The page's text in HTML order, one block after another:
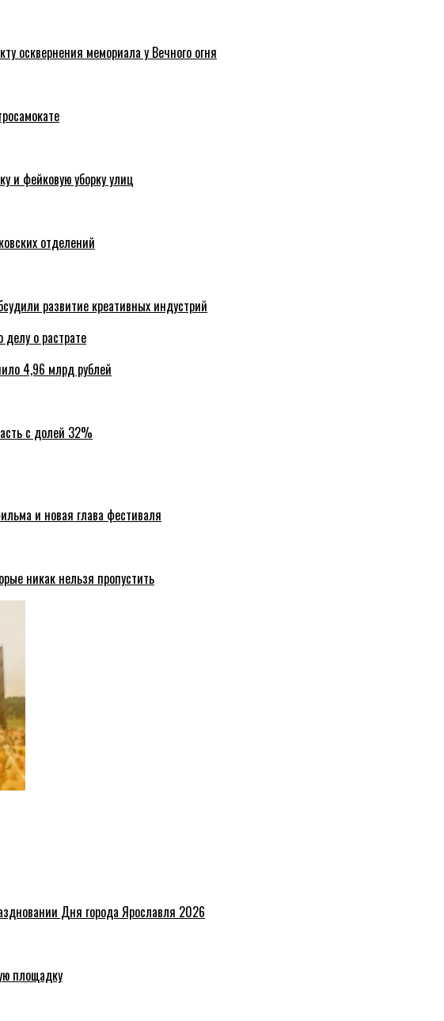
осквернения мемориала у Вечного огня
и фейковую уборку улиц
отделений
развитие креативных индустрий
о растрате
4,96 млрд рублей
с долей 32%
и новая глава фестиваля
никак нельзя пропустить
Дня города Ярославля 2026
площадку